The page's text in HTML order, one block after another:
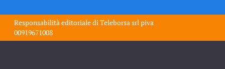
Responsabilità editoriale diTeleborsa srl piva
00919671008